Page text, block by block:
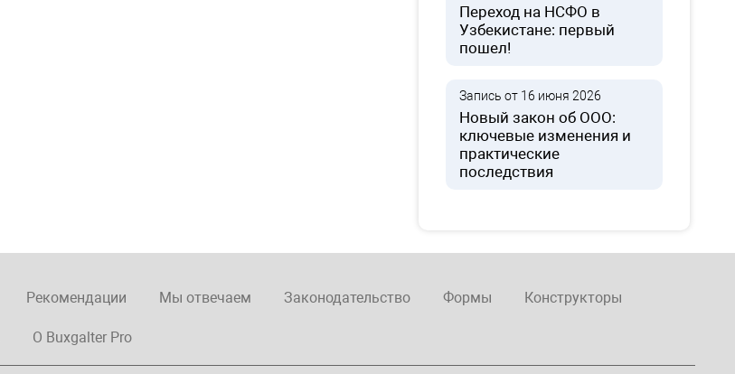
Переход на НСФО в
Узбекистане: первый
пошел!
Запись от 16 июня 2026
Новый закон об ООО:
ключевые изменения и
практические
последствия
Рекомендации Мы отвечаем Законодательство Формы Конструкторы
О Buxgalter Pro